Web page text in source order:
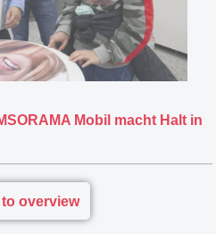
Mobil macht Halt in
to overview